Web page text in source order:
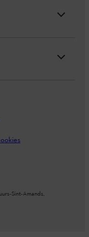
Sint-Amands,